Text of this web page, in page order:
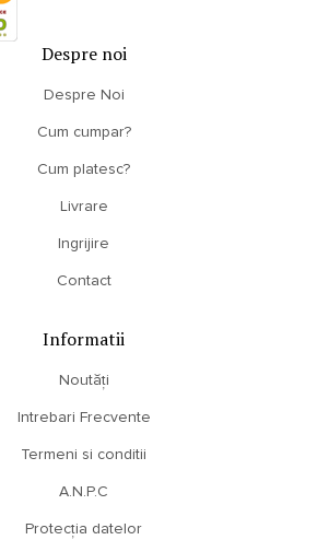
Despre noi
Despre Noi
Cum cumpar?
Cum platesc?
Livrare
Ingrijire
Contact
Informatii
Noutăți
Intrebari Frecvente
Termeni si conditii
A.N.P.C
Protecția datelor